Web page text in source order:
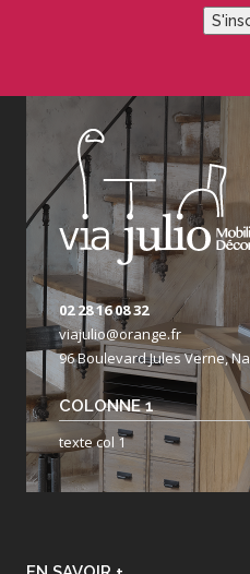
02 28 16 08 32
viajulio@orange.fr
96 Boulevard Jules Verne,
COLONNE 1
texte col 1